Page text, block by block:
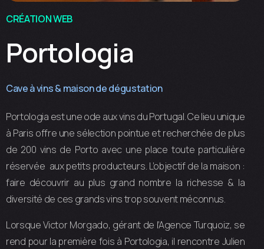
CRÉATION WEB
Portologia
Cave à vins & maison de dégustation
Portologia est une ode aux vins du Portugal. Ce lieu unique
à Paris offre une sélection pointue et recherchée de plus
de 200 vins de Porto avec une place toute particulière
réservée aux petits producteurs. L’objectif de la maison :
faire découvrir au plus grand nombre la richesse & la
diversité de ces grands vins trop souvent méconnus.
Lorsque Victor Morgado, gérant de l’Agence Turquoiz, se
rend pour la première fois à Portologia, il rencontre Julien